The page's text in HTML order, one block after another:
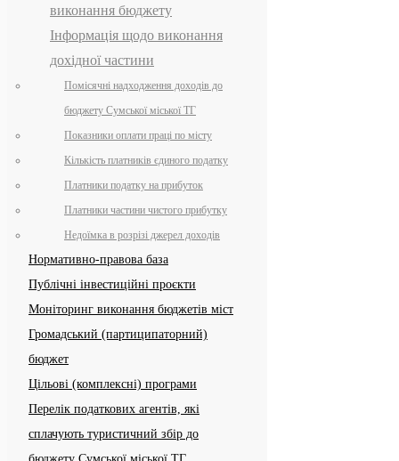
виконання бюджету
Інформація щодо виконання
дохідної частини
Помісячні надходження доходів до
бюджету Сумської міської ТГ
Показники оплати праці по місту
Кількість платників єдиного податку
Платники податку на прибуток
Платники частини чистого прибутку
Недоїмка в розрізі джерел доходів
Нормативно-правова база
Публічні інвестиційні проєкти
Моніторинг виконання бюджетів міст
Громадський (партиципаторний)
бюджет
Цільові (комплексні) програми
Перелік податкових агентів, які
сплачують туристичний збір до